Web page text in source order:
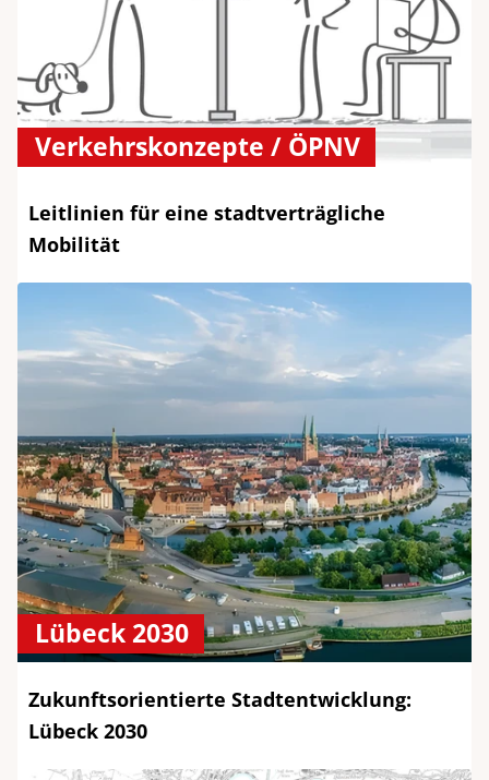
Verkehrskonzepte / ÖPNV
Leitlinien für eine stadtverträgliche
Mobilität
Lübeck 2030
Zukunftsorientierte Stadtentwicklung:
Lübeck 2030